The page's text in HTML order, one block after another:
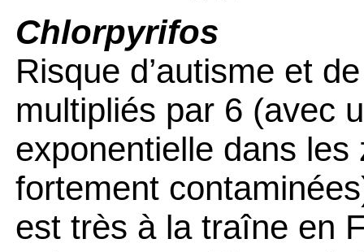
Chlorpyrifos
Risque d’autisme et
multipliés par 6 (avec
exponentielle dans les
fortement
est très à la traîne en